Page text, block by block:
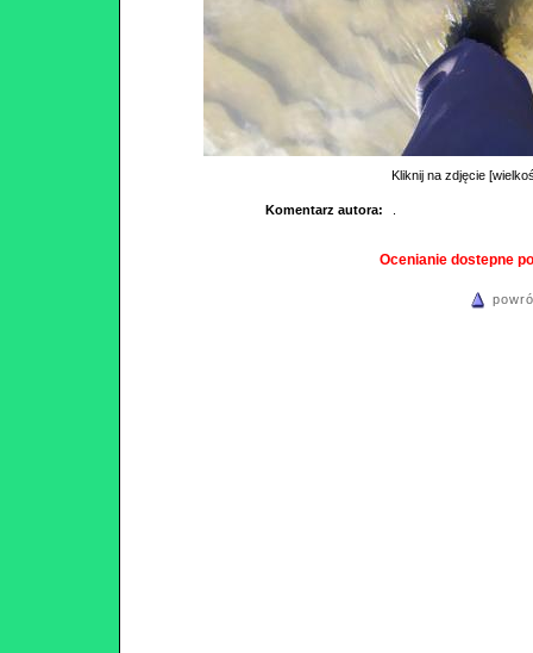
Kliknij na zdjęcie
Komentarz autora:
Ocenianie dostepne